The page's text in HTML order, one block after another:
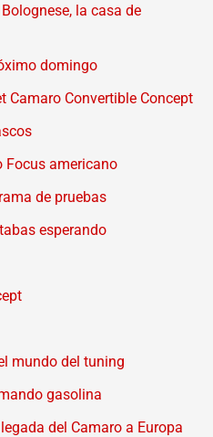
la casa de
domingo
Camaro Convertible Concept
Focus americano
de pruebas
esperando
mundo del tuning
gasolina
del Camaro a Europa